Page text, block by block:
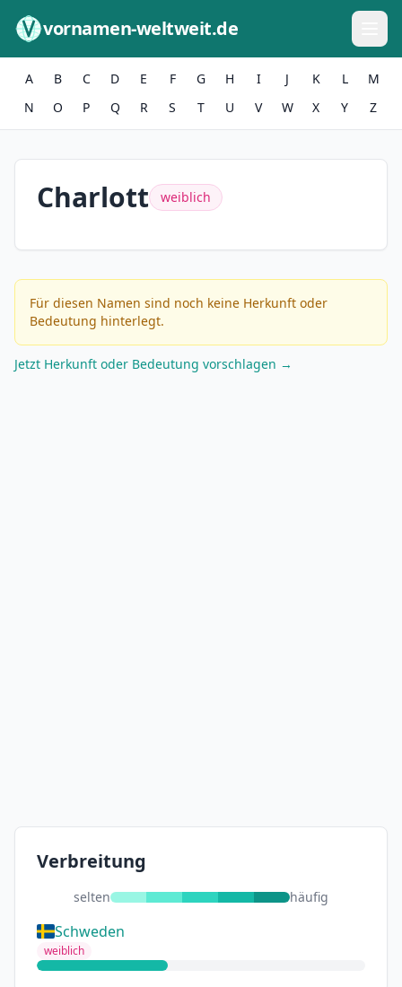
vornamen-weltweit.de
A B C D E F G H I J K L
M
N
O P Q R S T U V W X Y Z
Charlott weiblich
Für diesen Namen sind noch keine Herkunft oder
Bedeutung hinterlegt.
Jetzt Herkunft oder Bedeutung vorschlagen →
Verbreitung
selten häufig
Schweden
weiblich